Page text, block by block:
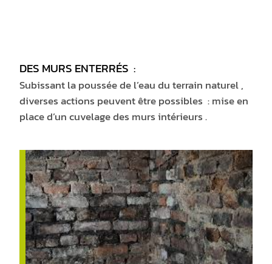
DES MURS ENTERRÉS :
Subissant la poussée de l’eau du terrain naturel ,
diverses actions peuvent être possibles : mise en
place d’un cuvelage des murs intérieurs .